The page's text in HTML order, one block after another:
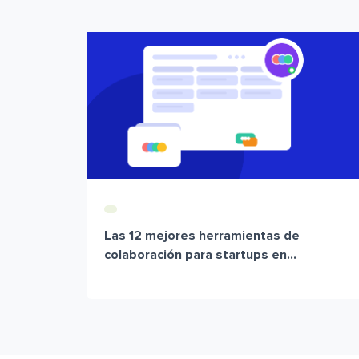
Las 12 mejores herramientas de
colaboración para startups en...